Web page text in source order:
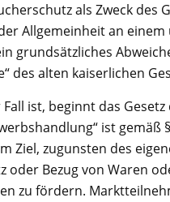
als Zweck des
Allgemeinheit an
grundsätzliches
des alten kaiserlichen
ist, beginnt das
ist gemäß
Ziel, zugunsten des
oder Bezug von Waren
zu fördern.